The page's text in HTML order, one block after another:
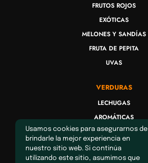
FRUTOS ROJOS
EXÓTICAS
MELONES Y SANDÍAS
FRUTA DE PEPITA
UVAS
VERDURAS
LECHUGAS
AROMÁTICAS
BRASICAS
RATATOUILLE
HORTALIZAS
Usamos cookies para asegurarnos de
brindarle la mejor experiencia en
nuestro sitio web. Si continúa
utilizando este sitio, asumimos que